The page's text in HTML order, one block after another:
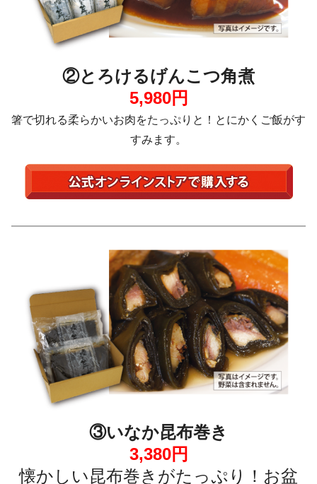
②とろけるげんこつ角煮
5,980円
箸で切れる柔らかいお肉をたっぷりと！とにかくご飯がす
すみます。
③いなか昆布巻き
3,380円
懐かしい昆布巻きがたっぷり！お盆